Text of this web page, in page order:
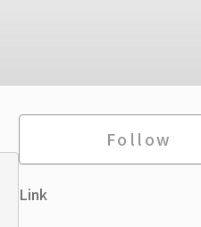
Follow
Link